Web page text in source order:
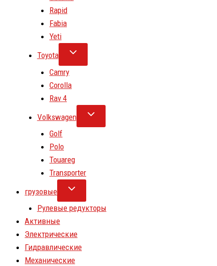
Rapid
Fabia
Yeti
Toyota
Camry
Corolla
Rav 4
Volkswagen
Golf
Polo
Touareg
Transporter
грузовые
Рулевые редукторы
Активные
Электрические
Гидравлические
Механические